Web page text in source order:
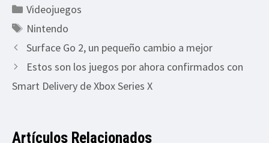
Categorías
Videojuegos
Etiquetas
Nintendo
Surface Go 2, un pequeño cambio a mejor
Estos son los juegos por ahora confirmados con
Smart Delivery de Xbox Series X
Artículos Relacionados